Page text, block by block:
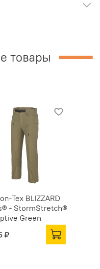
товары
Tex BLIZZARD
- StormStretch®
Green
₽